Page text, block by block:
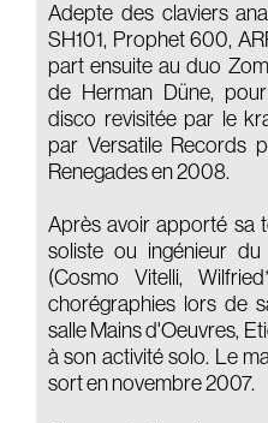
Adepte des claviers
SH101, Prophet 600,
part ensuite au duo
de Herman Düne,
disco revisitée par le
par Versatile Records
Renegades en 2008.
Après avoir apporté sa
soliste ou ingénieur
(Cosmo Vitelli,
chorégraphies lors de
salle Mains d'Oeuvres,
à son activité solo. Le
sort en novembre 2007.